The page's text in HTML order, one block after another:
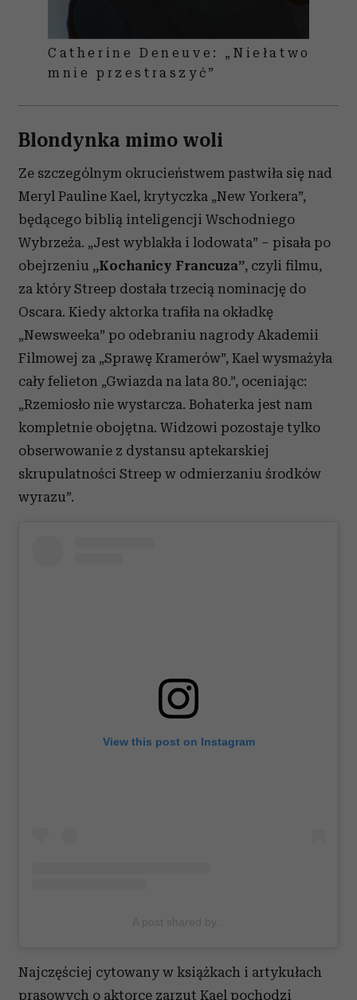
Catherine Deneuve: „Niełatwo
mnie przestraszyć”
Blondynka mimo woli
Ze szczególnym okrucieństwem pastwiła się nad
Meryl Pauline Kael, krytyczka „New Yorkera”,
będącego biblią inteligencji Wschodniego
Wybrzeża. „Jest wyblakła i lodowata” – pisała po
obejrzeniu „Kochanicy Francuza”, czyli filmu,
za który Streep dostała trzecią nominację do
Oscara. Kiedy aktorka trafiła na okładkę
„Newsweeka” po odebraniu nagrody Akademii
Filmowej za „Sprawę Kramerów”, Kael wysmażyła
cały felieton „Gwiazda na lata 80.”, oceniając:
„Rzemiosło nie wystarcza. Bohaterka jest nam
kompletnie obojętna. Widzowi pozostaje tylko
obserwowanie z dystansu aptekarskiej
skrupulatności Streep w odmierzaniu środków
wyrazu”.
View this post on Instagram
Najczęściej cytowany w książkach i artykułach
prasowych o aktorce zarzut Kael pochodzi